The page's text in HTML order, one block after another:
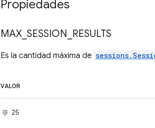
Propiedades
MAX SESSION RESULTS
Es la cantidad máxima de
VALOR
25